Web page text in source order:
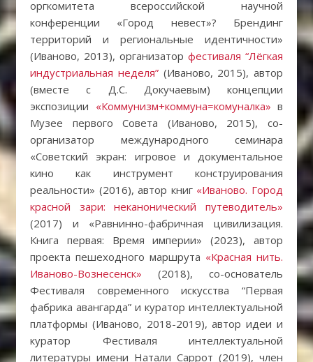
оргкомитета всероссийской научной
конференции «Город невест»? Брендинг
территорий и региональные идентичности»
(Иваново, 2013), организатор фестиваля “Лёгкая
индустриальная неделя” (Иваново, 2015), автор
(вместе с Д.С. Докучаевым) концепции
экспозиции «Коммунизм+коммуна=комуналка» в
Музее первого Совета (Иваново, 2015), со-
организатор международного семинара
«Советский экран: игровое и документальное
кино как инструмент конструирования
реальности» (2016), автор книг «Иваново. Город
красной зари: неканонический путеводитель»
(2017) и «Равнинно-фабричная цивилизация.
Книга первая: Время империи» (2023), автор
проекта пешеходного маршрута «Красная нить.
Иваново-Вознесенск» (2018), со-основатель
Фестиваля современного искусства “Первая
фабрика авангарда” и куратор интеллектуальной
платформы (Иваново, 2018-2019), автор идеи и
куратор Фестиваля интеллектуальной
литературы имени Натали Саррот (2019), член